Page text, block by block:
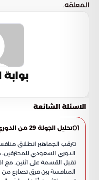
المعلقة.
الاسئلة الشائعة
01تحليل الجولة 29 من الدوري السعودي للمحترفين
تترقب الجماهير انطلاق
الدوري السعودي
تقبل القسمة على اثنين. مع
المنافسة بين فرق تصارع من